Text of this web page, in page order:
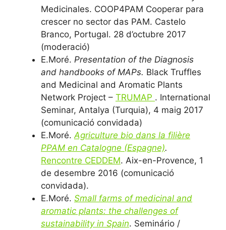
Medicinales. COOP4PAM Cooperar para
crescer no sector das PAM. Castelo
Branco, Portugal. 28 d’octubre 2017
(moderació)
E.Moré. Presentation of the Diagnosis
and handbooks of MAPs. Black Truffles
and Medicinal and Aromatic Plants
Network Project – TRUMAP . International
Seminar, Antalya (Turquia), 4 maig 2017
(comunicació convidada)
E.Moré.Agriculture bio dans la filière
PPAM en Catalogne (Espagne).
Rencontre CEDDEM. Aix-en-Provence, 1
de desembre 2016 (comunicació
convidada).
E.Moré. Small farms of medicinal and
aromatic plants: the challenges of
sustainability in Spain. Seminário /